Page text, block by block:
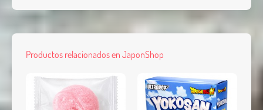
Productos relacionados en JaponShop
Enviar